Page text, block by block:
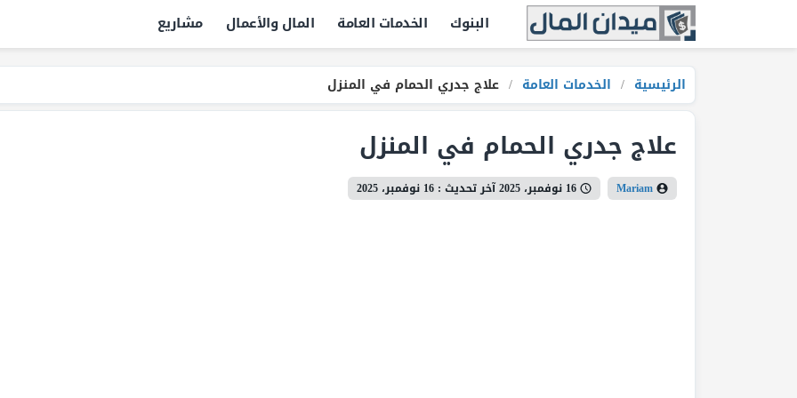
البنوك الخدمات العامة المال والأعمال مشاريع
الرئيسية / الخدمات العامة / علاج جدري الحمام في المنزل
علاج جدري الحمام في المنزل
Mariam 16 نوفمبر، 2025 آخر تحديث : 16 نوفمبر، 2025